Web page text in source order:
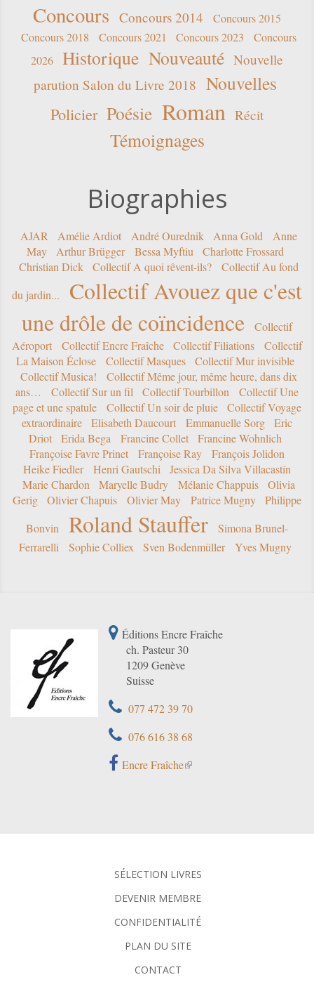
Concours Concours 2014
Concours 2015
Concours 2018
Concours 2021 Concours 2023
Concours
2026
Historique Nouveauté Nouvelle
parution Salon du Livre 2018 Nouvelles
Policier Poésie Roman Récit
Témoignages
Biographies
AJAR Amélie Ardiot André Ourednik Anna Gold
Anne
May
Arthur Brügger Bessa Myftiu
Charlotte Frossard
Christian Dick
Collectif A quoi rêvent-ils?
Collectif Au fond
du jardin...
Collectif Avouez que c'est
une drôle de coïncidence
Collectif
Aéroport
Collectif Encre Fraîche Collectif Filiations
Collectif
La Maison Éclose
Collectif Masques
Collectif Mur invisible
Collectif Musica!
Collectif Même jour, même heure, dans dix
ans…
Collectif Sur un fil Collectif Tourbillon
Collectif Une
page et une spatule
Collectif Un soir de pluie
Collectif Voyage
extraordinaire
Elisabeth Daucourt Emmanuelle Sorg
Eric
Driot
Erida Bega Francine Collet
Francine Wohnlich
Françoise Favre Prinet
Françoise Ray
François Jolidon
Heike Fiedler
Henri Gautschi
Jessica Da Silva Villacastín
Marie Chardon
Maryelle Budry Mélanie Chappuis
Olivia
Gerig
Olivier Chapuis Olivier May Patrice Mugny
Philippe
Bonvin
Roland Stauffer
Simona Brunel-
Ferrarelli
Sophie Colliex Sven Bodenmüller Yves Mugny
Éditions Encre Fraîche
ch. Pasteur 30
1209 Genève
Suisse
077 472 39 70
076 616 38 68
Encre Fraîche
SÉLECTION LIVRES
DEVENIR MEMBRE
CONFIDENTIALITÉ
PLAN DU SITE
CONTACT